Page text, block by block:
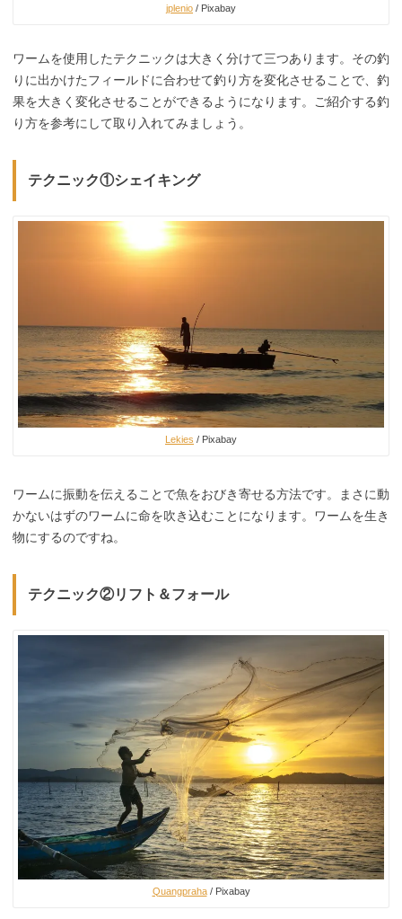
jplenio / Pixabay
ワームを使用したテクニックは大きく分けて三つあります。その釣
りに出かけたフィールドに合わせて釣り方を変化させることで、釣
果を大きく変化させることができるようになります。ご紹介する釣
り方を参考にして取り入れてみましょう。
テクニック①シェイキング
Lekies / Pixabay
ワームに振動を伝えることで魚をおびき寄せる方法です。まさに動
かないはずのワームに命を吹き込むことになります。ワームを生き
物にするのですね。
テクニック②リフト＆フォール
Quangpraha/ Pixabay